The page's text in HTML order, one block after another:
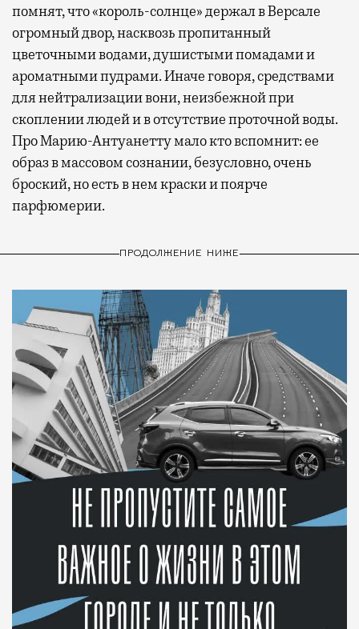
помнят, что «король-солнце» держал в Версале
огромный двор, насквозь пропитанный
цветочными водами, душистыми помадами и
ароматными пудрами. Иначе говоря, средствами
для нейтрализации вони, неизбежной при
скоплении людей и в отсутствие проточной воды.
Про Марию-Антуанетту мало кто вспомнит: ее
образ в массовом сознании, безусловно, очень
броский, но есть в нем краски и поярче
парфюмерии.
ПРОДОЛЖЕНИЕ НИЖЕ